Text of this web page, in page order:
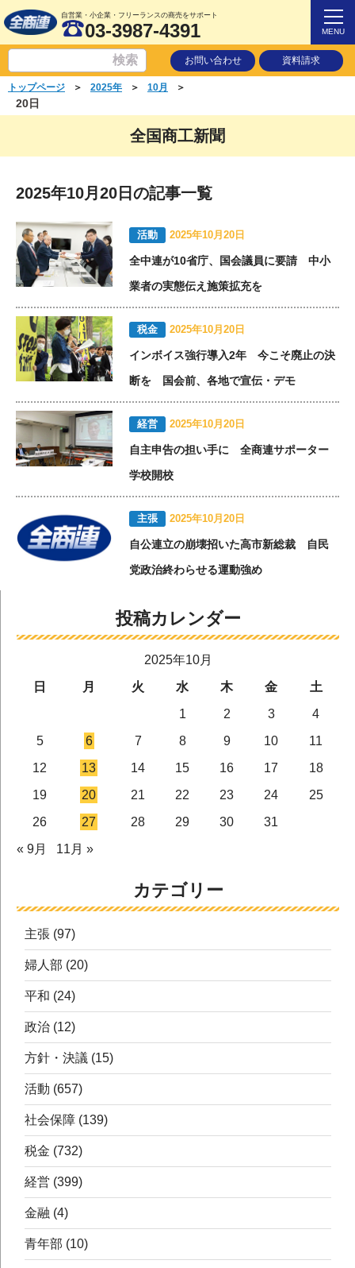
自営業・小企業・フリーランスの商売をサポート
03-3987-4391 MENU
お問い合わせ 資料請求
トップページ ＞ 2025年 ＞ 10月 ＞
20日
全国商工新聞
2025年10月20日の記事一覧
活動 2025年10月20日
全中連が10省庁、国会議員に要請 中小
業者の実態伝え施策拡充を
税金 2025年10月20日
インボイス強行導入2年 今こそ廃止の決
断を 国会前、各地で宣伝・デモ
経営 2025年10月20日
自主申告の担い手に 全商連サポーター
学校開校
主張 2025年10月20日
自公連立の崩壊招いた高市新総裁 自民
党政治終わらせる運動強め
投稿カレンダー
2025年10月
日
月 火 水 木 金
土
1
2 3
4
5
6 7 8 9 10
11
12
13 14 15 16 17
18
19
20 21 22 23 24
25
26
27 28 29 30
31
« 9月
11月 »
カテゴリー
主張 (97)
婦人部 (20)
平和 (24)
政治 (12)
方針・決議 (15)
活動 (657)
社会保障 (139)
税金 (732)
経営 (399)
金融 (4)
青年部 (10)